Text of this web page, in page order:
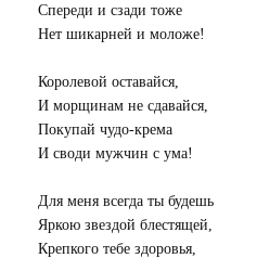
Спереди и сзади тоже
Нет шикарней и моложе!
Королевой оставайся,
И морщинам не сдавайся,
Покупай чудо-крема
И своди мужчин с ума!
Для меня всегда ты будешь
Яркою звездой блестящей,
Крепкого тебе здоровья,